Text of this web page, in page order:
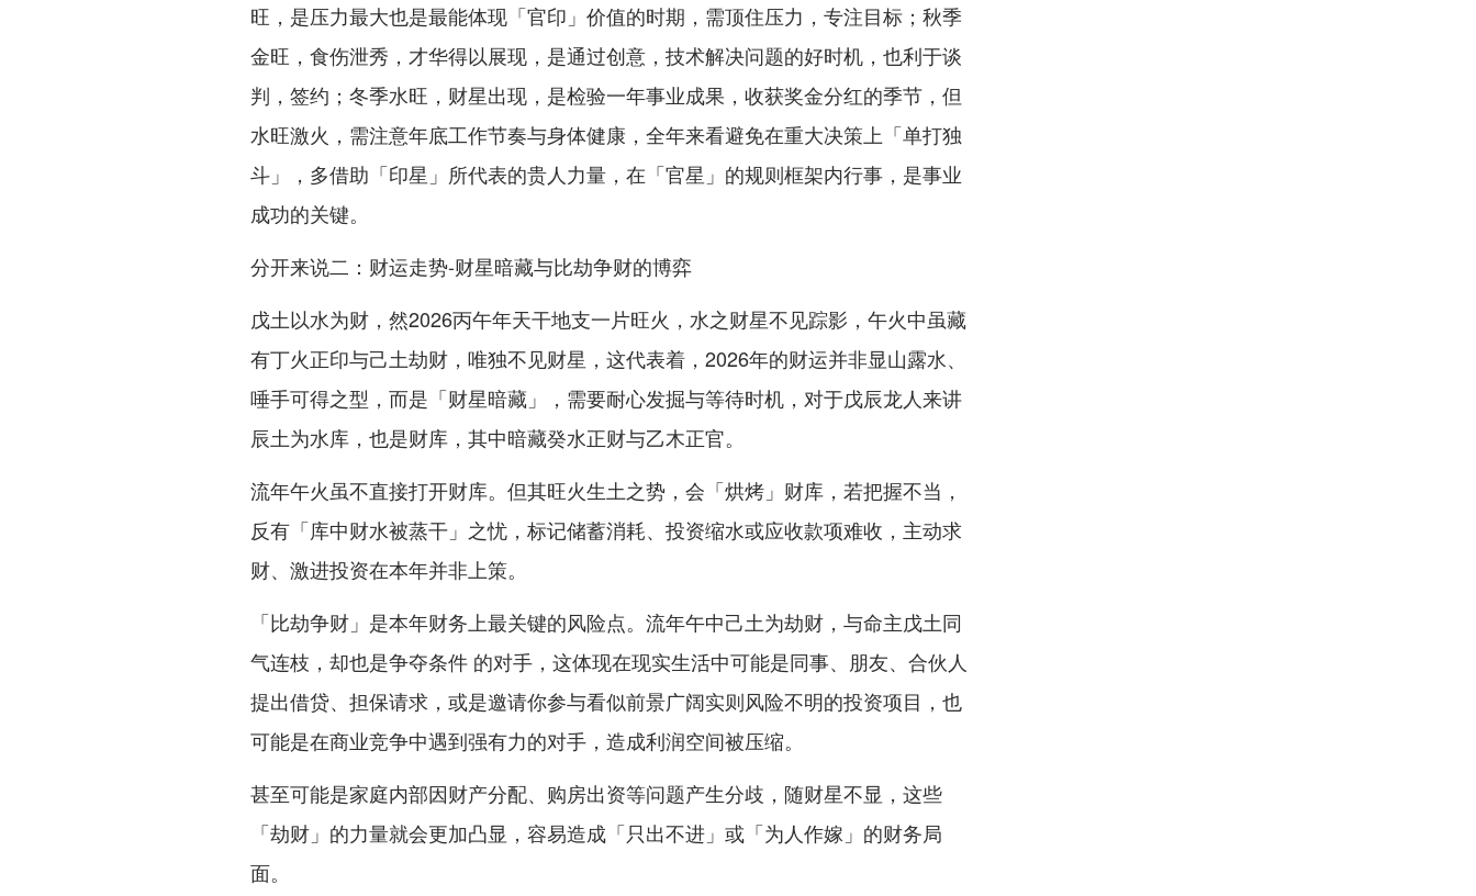
旺，是压力最大也是最能体现「官印」价值的时期，需顶住压力，专注目标；秋季
金旺，食伤泄秀，才华得以展现，是通过创意，技术解决问题的好时机，也利于谈
判，签约；冬季水旺，财星出现，是检验一年事业成果，收获奖金分红的季节，但
水旺激火，需注意年底工作节奏与身体健康，全年来看避免在重大决策上「单打独
斗」，多借助「印星」所代表的贵人力量，在「官星」的规则框架内行事，是事业
成功的关键。
分开来说二：财运走势-财星暗藏与比劫争财的博弈
戊土以水为财，然2026丙午年天干地支一片旺火，水之财星不见踪影，午火中虽藏
有丁火正印与己土劫财，唯独不见财星，这代表着，2026年的财运并非显山露水、
唾手可得之型，而是「财星暗藏」，需要耐心发掘与等待时机，对于戊辰龙人来讲
辰土为水库，也是财库，其中暗藏癸水正财与乙木正官。
流年午火虽不直接打开财库。但其旺火生土之势，会「烘烤」财库，若把握不当，
反有「库中财水被蒸干」之忧，标记储蓄消耗、投资缩水或应收款项难收，主动求
财、激进投资在本年并非上策。
「比劫争财」是本年财务上最关键的风险点。流年午中己土为劫财，与命主戊土同
气连枝，却也是争夺条件 的对手，这体现在现实生活中可能是同事、朋友、合伙人
提出借贷、担保请求，或是邀请你参与看似前景广阔实则风险不明的投资项目，也
可能是在商业竞争中遇到强有力的对手，造成利润空间被压缩。
甚至可能是家庭内部因财产分配、购房出资等问题产生分歧，随财星不显，这些
「劫财」的力量就会更加凸显，容易造成「只出不进」或「为人作嫁」的财务局
面。